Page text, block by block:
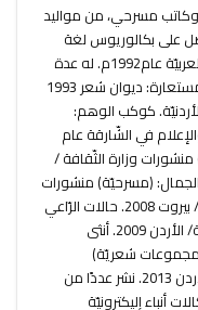
مسرحي، من مواليد
1964م،حصل على بكالوريوس لغة
عربيّة من جامعة بيروت العربيّة عام1992م. له عدة
اصدارت منها: حنجرة غير مستعارة: ديوان شعر 1993
كوكب الوهم:
في الشّارقة عام
وزارة الثّقافة /
بكت الجمال: (مسرحيّة) منشورات
مؤسّسة الانتشار العربيّ/ بيروت 2008. حالات الرّاعي
( شعر) منشورات دار أزمنة/ الأردن 2009. أنثى
مجموعات شعريّة)
منشورات دار فضاءات/الأردن 2013. نشر عددًا من
أنباء إليكترونيّة